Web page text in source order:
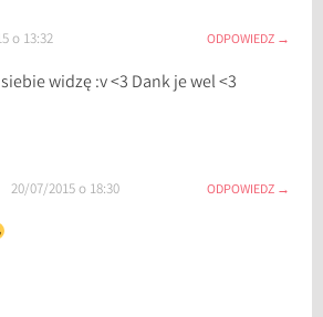
o 13:32 ODPOWIEDZ
widzę :v <3 Dank je wel <3
20/07/2015 o 18:30 ODPOWIEDZ